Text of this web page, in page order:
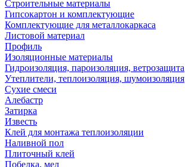
Строительные материалы
Гипсокартон и комплектующие
Комплектующие для металлокаркаса
Листовой материал
Профиль
Изоляционные материалы
Гидроизоляция, пароизоляция, ветрозащита
Утеплители, теплоизоляция, шумоизоляция
Сухие смеси
Алебастр
Затирка
Известь
Клей для монтажа теплоизоляции
Наливной пол
Плиточный клей
Побелка, мел